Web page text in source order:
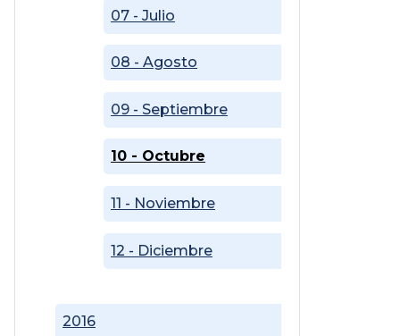
07 - Julio
08 - Agosto
09 - Septiembre
10 - Octubre
11 - Noviembre
12 - Diciembre
2016